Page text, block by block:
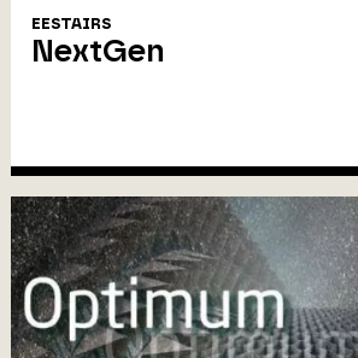
EESTAIRS
NextGen